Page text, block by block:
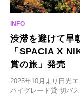
渋滞を避けて早
「SPACIA X
賞の旅」発売
2025年10月より日光
ハイグレード貸 切バ